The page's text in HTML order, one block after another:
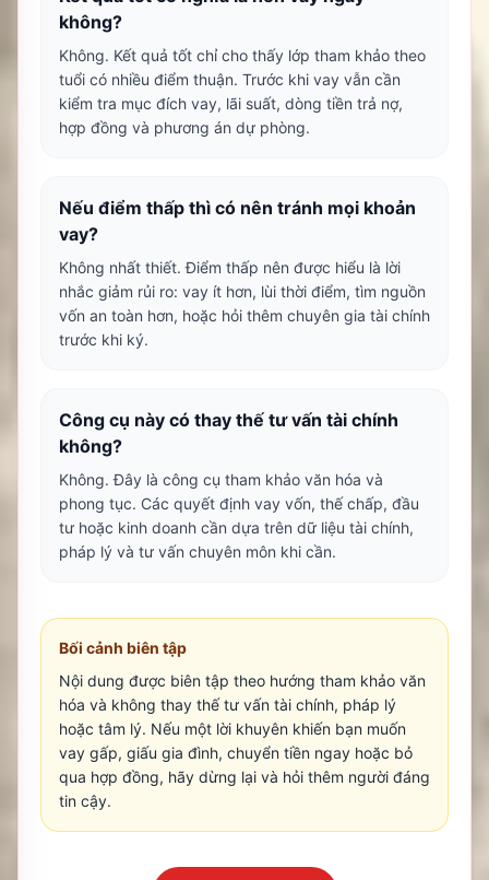
không?
Không. Kết quả tốt chỉ cho thấy lớp tham khảo theo
tuổi có nhiều điểm thuận. Trước khi vay vẫn cần
kiểm tra mục đích vay, lãi suất, dòng tiền trả nợ,
hợp đồng và phương án dự phòng.
Nếu điểm thấp thì có nên tránh mọi khoản
vay?
Không nhất thiết. Điểm thấp nên được hiểu là lời
nhắc giảm rủi ro: vay ít hơn, lùi thời điểm, tìm nguồn
vốn an toàn hơn, hoặc hỏi thêm chuyên gia tài chính
trước khi ký.
Công cụ này có thay thế tư vấn tài chính
không?
Không. Đây là công cụ tham khảo văn hóa và
phong tục. Các quyết định vay vốn, thế chấp, đầu
tư hoặc kinh doanh cần dựa trên dữ liệu tài chính,
pháp lý và tư vấn chuyên môn khi cần.
Bối cảnh biên tập
Nội dung được biên tập theo hướng tham khảo văn
hóa và không thay thế tư vấn tài chính, pháp lý
hoặc tâm lý. Nếu một lời khuyên khiến bạn muốn
vay gấp, giấu gia đình, chuyển tiền ngay hoặc bỏ
qua hợp đồng, hãy dừng lại và hỏi thêm người đáng
tin cậy.